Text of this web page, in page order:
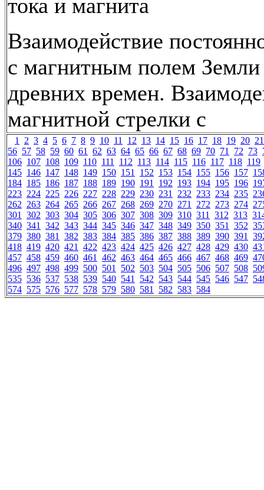
тока и магнита
Взаимодействие
с магнитным полем Земли
древних времен.
магнитной стрелки с
1 2 3 4 5 6 7 8 9 10 11 12 13 14 15 16 17 18 19 20 21
56 57 58 59 60 61 62 63 64 65 66 67 68 69 70 71 72 73
106 107 108 109 110 111 112 113 114 115 116 117 118 119
145 146 147 148 149 150 151 152 153 154 155 156 157
184 185 186 187 188 189 190 191 192 193 194 195 196
223 224 225 226 227 228 229 230 231 232 233 234 235
262 263 264 265 266 267 268 269 270 271 272 273 274
301 302 303 304 305 306 307 308 309 310 311 312 313
340 341 342 343 344 345 346 347 348 349 350 351 352
379 380 381 382 383 384 385 386 387 388 389 390 391
418 419 420 421 422 423 424 425 426 427 428 429 430
457 458 459 460 461 462 463 464 465 466 467 468 469
496 497 498 499 500 501 502 503 504 505 506 507 508
535 536 537 538 539 540 541 542 543 544 545 546 547
574 575 576 577 578 579 580 581 582 583 584